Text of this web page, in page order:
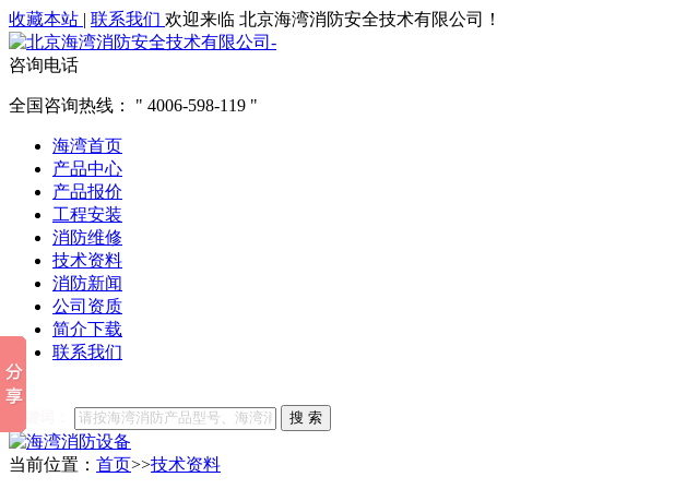
收藏本站 | 联系我们 欢迎来临 北京海湾消防安全技术有限公司！
咨询电话
全国咨询热线： 4006-598-119
海湾首页
产品中心
产品报价
工程安装
消防维修
技术资料
消防新闻
公司资质
简介下载
联系我们
他们都在搜索:
搜 索
当前位置： 首页>>技术资料